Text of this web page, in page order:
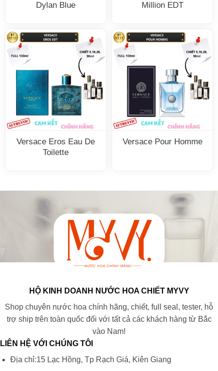
Dylan Blue
Million EDT
Versace Eros Eau De
Toilette
Versace Pour Homme
HỘ KINH DOANH NƯỚC HOA CHIẾT MYVY
Shop chuyên nước hoa chính hãng, chiết, full seal, tester, hỗ
trợ ship trên toàn quốc đối với tất cả các khách hàng từ Bắc
vào Nam!
LIÊN HỆ VỚI CHÚNG TÔI
Địa chỉ:15 Lạc Hồng, Tp Rạch Giá, Kiên Giang